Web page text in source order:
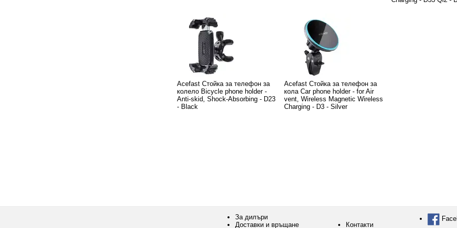
Acefast Стойка за телефон за
колело Bicycle phone holder -
Anti-skid, Shock-Absorbing - D23
- Black
Acefast Стойка за телефон за
кола Car phone holder - for Air
vent, Wireless Magnetic Wireless
Charging - D3 - Silver
За дилъри
Доставки и връщане
Контакти